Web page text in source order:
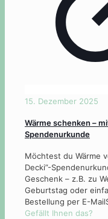
15. Dezember 2025
Wärme schenken –
Spendenurkunde
Möchtest du Wärme
Decki”-
Geschenk – z.B. zu
Geburtstag oder
Bestellung per E-
Gefällt Ihnen das?